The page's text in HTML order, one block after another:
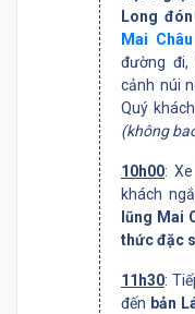
Long
Mai
đường đi,
cảnh núi
Quý
(không
10h00:
khách
lũng Mai
thức đặc
11h30:
đến bản